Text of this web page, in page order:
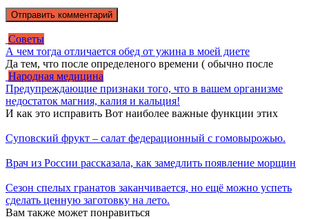
Советы
А чем тогда отличается обед от ужина в моей диете
Да тем, что после определеного времени ( обычно после
Народная медицина
Предупреждающие признаки того, что в вашем организме
недостаток магния, калия и кальция!
И как это исправить Вот наиболее важные функции этих
Суповский фрукт – салат федерационный с гомовырожью.
Врач из России рассказала, как замедлить появление морщин
Сезон спелых гранатов заканчивается, но ещё можно успеть
сделать ценную заготовку на лето.
Вам также может понравиться